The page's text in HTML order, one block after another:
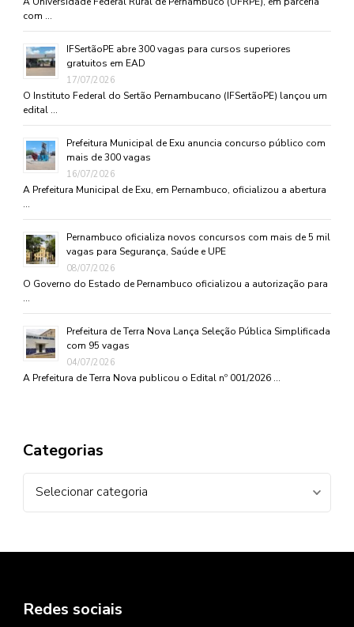
com …
IFSertãoPE abre 300 vagas para cursos superiores
gratuitos em EAD
17/07/2026
O Instituto Federal do Sertão Pernambucano (IFSertãoPE) lançou um
edital …
Prefeitura Municipal de Exu anuncia concurso público com
mais de 300 vagas
16/07/2026
A Prefeitura Municipal de Exu, em Pernambuco, oficializou a abertura
…
Pernambuco oficializa novos concursos com mais de 5 mil
vagas para Segurança, Saúde e UPE
08/07/2026
O Governo do Estado de Pernambuco oficializou a autorização para
…
Prefeitura de Terra Nova Lança Seleção Pública Simplificada
com 95 vagas
04/07/2026
A Prefeitura de Terra Nova publicou o Edital nº 001/2026 …
Categorias
Categorias
Redes sociais